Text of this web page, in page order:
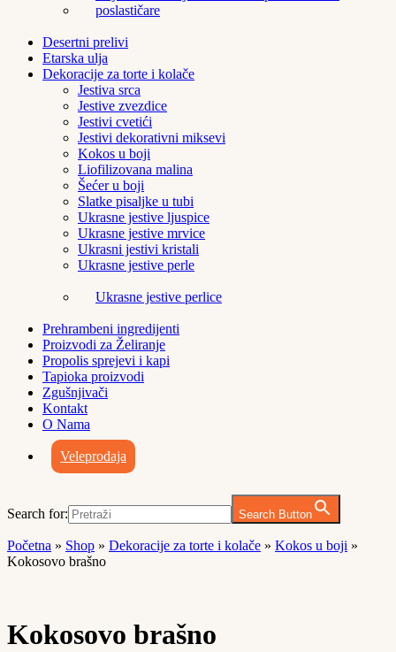
poslastičare
Desertni prelivi
Etarska ulja
Dekoracije za torte i kolače
Jestiva srca
Jestive zvezdice
Jestivi cvetići
Jestivi dekorativni miksevi
Kokos u boji
Liofilizovana malina
Šećer u boji
Slatke pisaljke u tubi
Ukrasne jestive ljuspice
Ukrasne jestive mrvice
Ukrasni jestivi kristali
Ukrasne jestive perle
Ukrasne jestive perlice
Prehrambeni ingredijenti
Proizvodi za Želiranje
Propolis sprejevi i kapi
Tapioka proizvodi
Zgušnjivači
Kontakt
O Nama
Veleprodaja
Search for: Search Button
Početna » Shop » Dekoracije za torte i kolače » Kokos u boji »
Kokosovo brašno
Kokosovo brašno